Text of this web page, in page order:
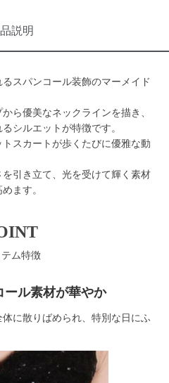
説明
スパンコール装飾のマーメイド
ら優美なネックラインを描き、
シルエットが特徴です。
スカートが歩くたびに優雅な動
引き立て、光を受けて輝く素材
ます。
ム特徴
ール素材が華やか
に散りばめられ、特別な日にふ